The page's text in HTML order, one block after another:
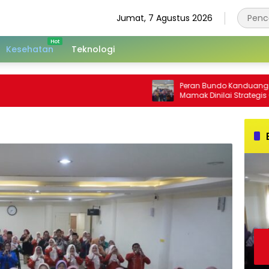
Jumat, 7 Agustus 2026
Kesehatan Teknologi
Peran Bundo Kanduang dan Niniak
Mamak Dinilai Strategis Cegah
Perkawinan Usia Anak